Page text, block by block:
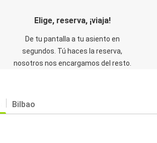
Elige, reserva, ¡viaja!
De tu pantalla a tu asiento en
segundos. Tú haces la reserva,
nosotros nos encargamos del resto.
Bilbao